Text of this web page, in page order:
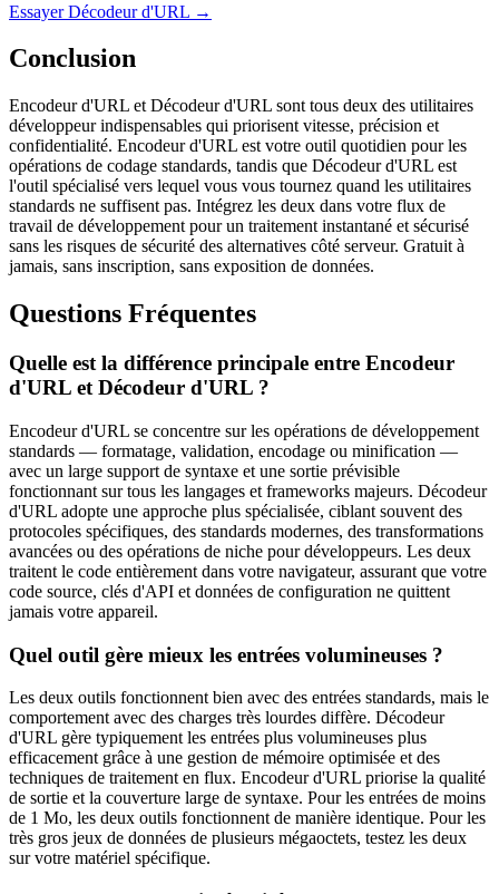
Essayer Décodeur d'URL →
Conclusion
Encodeur d'URL et Décodeur d'URL sont tous deux des utilitaires
développeur indispensables qui priorisent vitesse, précision et
confidentialité. Encodeur d'URL est votre outil quotidien pour les
opérations de codage standards, tandis que Décodeur d'URL est
l'outil spécialisé vers lequel vous vous tournez quand les utilitaires
standards ne suffisent pas. Intégrez les deux dans votre flux de
travail de développement pour un traitement instantané et sécurisé
sans les risques de sécurité des alternatives côté serveur. Gratuit à
jamais, sans inscription, sans exposition de données.
Questions Fréquentes
Quelle est la différence principale entre Encodeur
d'URL et Décodeur d'URL ?
Encodeur d'URL se concentre sur les opérations de développement
standards — formatage, validation, encodage ou minification —
avec un large support de syntaxe et une sortie prévisible
fonctionnant sur tous les langages et frameworks majeurs. Décodeur
d'URL adopte une approche plus spécialisée, ciblant souvent des
protocoles spécifiques, des standards modernes, des transformations
avancées ou des opérations de niche pour développeurs. Les deux
traitent le code entièrement dans votre navigateur, assurant que votre
code source, clés d'API et données de configuration ne quittent
jamais votre appareil.
Quel outil gère mieux les entrées volumineuses ?
Les deux outils fonctionnent bien avec des entrées standards, mais le
comportement avec des charges très lourdes diffère. Décodeur
d'URL gère typiquement les entrées plus volumineuses plus
efficacement grâce à une gestion de mémoire optimisée et des
techniques de traitement en flux. Encodeur d'URL priorise la qualité
de sortie et la couverture large de syntaxe. Pour les entrées de moins
de 1 Mo, les deux outils fonctionnent de manière identique. Pour les
très gros jeux de données de plusieurs mégaoctets, testez les deux
sur votre matériel spécifique.